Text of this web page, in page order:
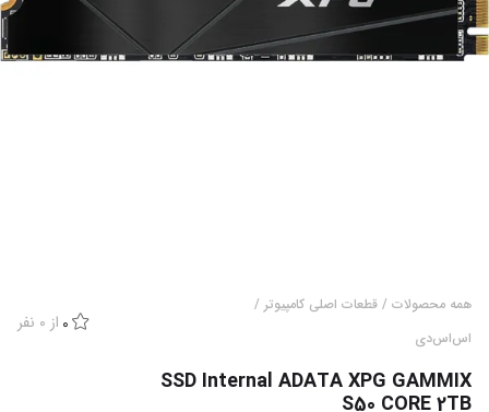
همه محصولات / قطعات اصلی کامپیوتر /
اس‌اس‌دی
0 از 0 نفر
SSD Internal ADATA XPG GAMMIX
S50 CORE 2TB